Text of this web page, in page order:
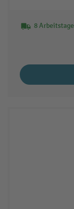
8 Arbeitstage